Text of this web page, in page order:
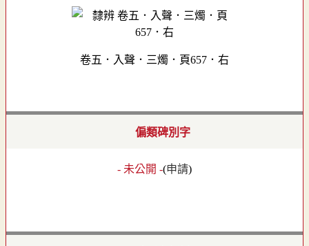
卷五．入聲．三燭．頁657．右
偏類碑別字
- 未公開 -(申請)